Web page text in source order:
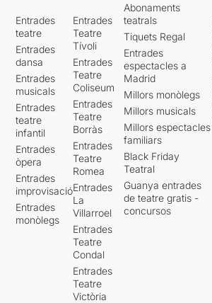
Entrades
teatre
Entrades
dansa
Entrades
musicals
Entrades
teatre
infantil
Entrades
òpera
Entrades
improvisació
Entrades
monòlegs
Entrades
Teatre
Tívoli
Entrades
Teatre
Coliseum
Entrades
Teatre
Borràs
Entrades
Teatre
Romea
Entrades
La
Villarroel
Entrades
Teatre
Condal
Entrades
Teatre
Victòria
Abonaments
teatrals
Tiquets Regal
Entrades
espectacles a
Madrid
Millors monòlegs
Millors musicals
Millors espectacles
familiars
Black Friday
Teatral
Guanya entrades
de teatre gratis -
concursos